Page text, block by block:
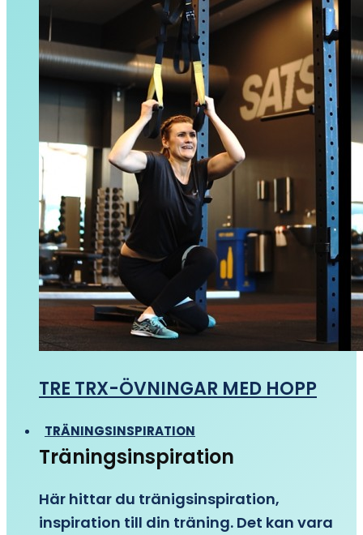
TRE TRX-ÖVNINGAR MED HOPP
TRÄNINGSINSPIRATION
Träningsinspiration
Här hittar du tränigsinspiration,
inspiration till din träning. Det kan vara